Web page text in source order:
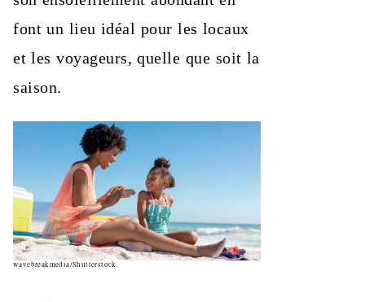
font un lieu idéal pour les locaux
et les voyageurs, quelle que soit la
saison.
wavebreakmedia/Shutterstock